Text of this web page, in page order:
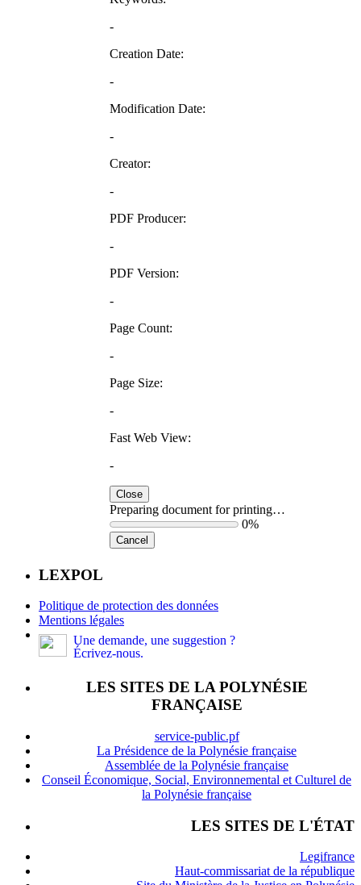
-
Creation Date:
-
Modification Date:
-
Creator:
-
PDF Producer:
-
PDF Version:
-
Page Count:
-
Page Size:
-
Fast Web View:
-
Close
Preparing document for printing…
0%
Cancel
LEXPOL
Politique de protection des données
Mentions légales
Une demande, une suggestion ?
Écrivez-nous.
LES SITES DE LA POLYNÉSIE
FRANÇAISE
service-public.pf
La Présidence de la Polynésie française
Assemblée de la Polynésie française
Conseil Économique, Social, Environnemental et Culturel de
la Polynésie française
LES SITES DE L'ÉTAT
Legifrance
Haut-commissariat de la république